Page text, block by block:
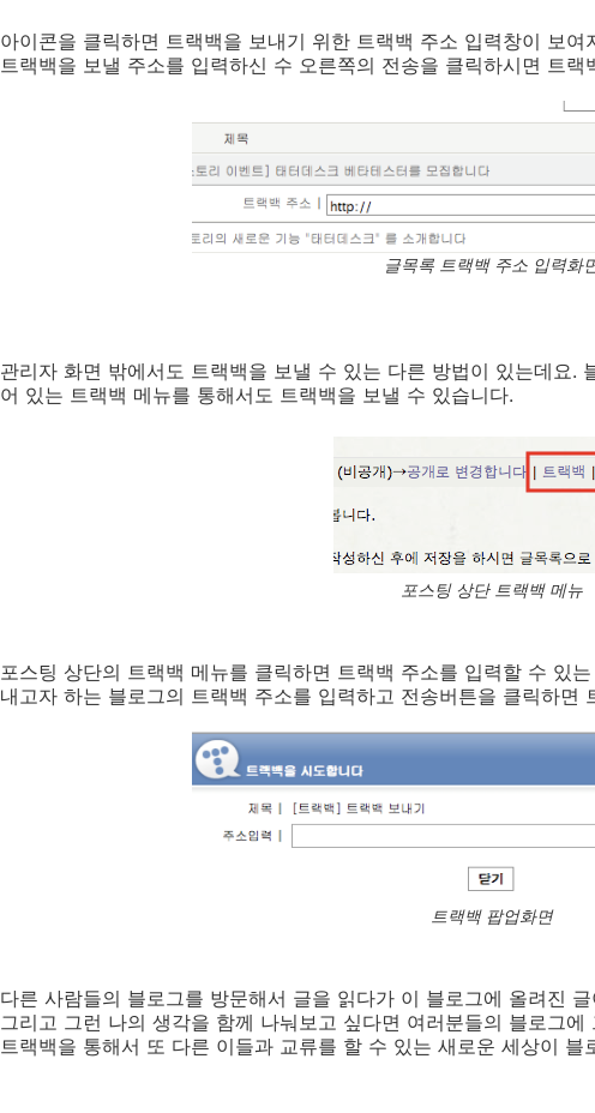
아이콘을 클릭하면 트랙백을 보내기 위한 트랙백 주소 입력창이 보
트랙백을 보낼 주소를 입력하신 수 오른쪽의 전송을 클릭하시면 트랙
글목록 트랙백 주소 입력화
관리자 화면 밖에서도 트랙백을 보낼 수 있는 다른 방법이 있는데요.
어 있는 트랙백 메뉴를 통해서도 트랙백을 보낼 수 있습니다.
포스팅 상단 트랙백 메뉴
포스팅 상단의 트랙백 메뉴를 클릭하면 트랙백 주소를 입력할 수 있
내고자 하는 블로그의 트랙백 주소를 입력하고 전송버튼을 클릭하면
트랙백 팝업화면
다른 사람들의 블로그를 방문해서 글을 읽다가 이 블로그에 올려진
그리고 그런 나의 생각을 함께 나눠보고 싶다면 여러분들의 블로그
트랙백을 통해서 또 다른 이들과 교류를 할 수 있는 새로운 세상이 블